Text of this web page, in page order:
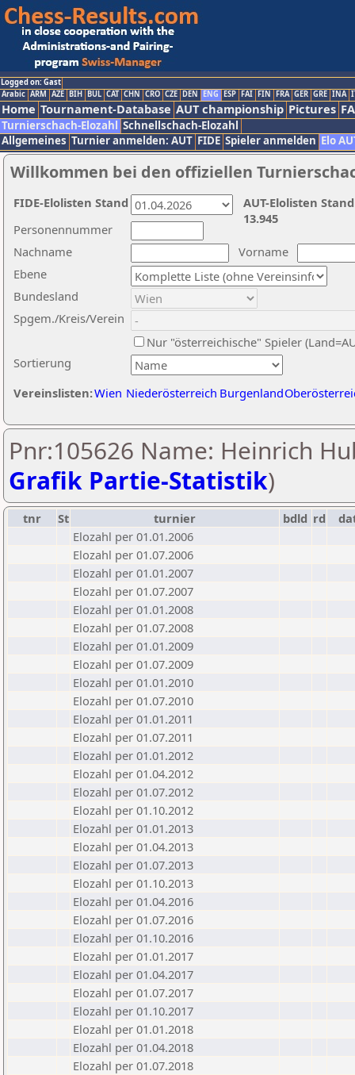
Logged on: Gast
Arabic ARM AZE BIH BUL CAT CHN CRO CZE DEN ENG ESP FAI FIN FRA GER GRE INA
Home Tournament-Database AUT championship Pictures
Turnierschach-Elozahl Schnellschach-Elozahl
Allgemeines Turnier anmelden: AUT FIDE Spieler anmelden Elo
Willkommen bei den offiziellen
Nachname
Vorname
Ebene
Sortierung
Personennummer
Bundesland
Spgem./Kreis/Verein
Nur "österreichische" Spieler
Vereinslisten:Wien Niederösterreich Burgenland
AUT-Elolisten
13.945
FIDE-Elolisten Stand
Pnr:105626 Name: Heinrich
Grafik Partie-Statistik)
tnr St turnier bdld rd
Elozahl per 01.01.2006
Elozahl per 01.07.2006
Elozahl per 01.01.2007
Elozahl per 01.07.2007
Elozahl per 01.01.2008
Elozahl per 01.07.2008
Elozahl per 01.01.2009
Elozahl per 01.07.2009
Elozahl per 01.01.2010
Elozahl per 01.07.2010
Elozahl per 01.01.2011
Elozahl per 01.07.2011
Elozahl per 01.01.2012
Elozahl per 01.04.2012
Elozahl per 01.07.2012
Elozahl per 01.10.2012
Elozahl per 01.01.2013
Elozahl per 01.04.2013
Elozahl per 01.07.2013
Elozahl per 01.10.2013
Elozahl per 01.04.2016
Elozahl per 01.07.2016
Elozahl per 01.10.2016
Elozahl per 01.01.2017
Elozahl per 01.04.2017
Elozahl per 01.07.2017
Elozahl per 01.10.2017
Elozahl per 01.01.2018
Elozahl per 01.04.2018
Elozahl per 01.07.2018